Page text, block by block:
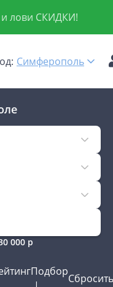
лови СКИДКИ!
Симферополь
000р
Подбор
Сбросить